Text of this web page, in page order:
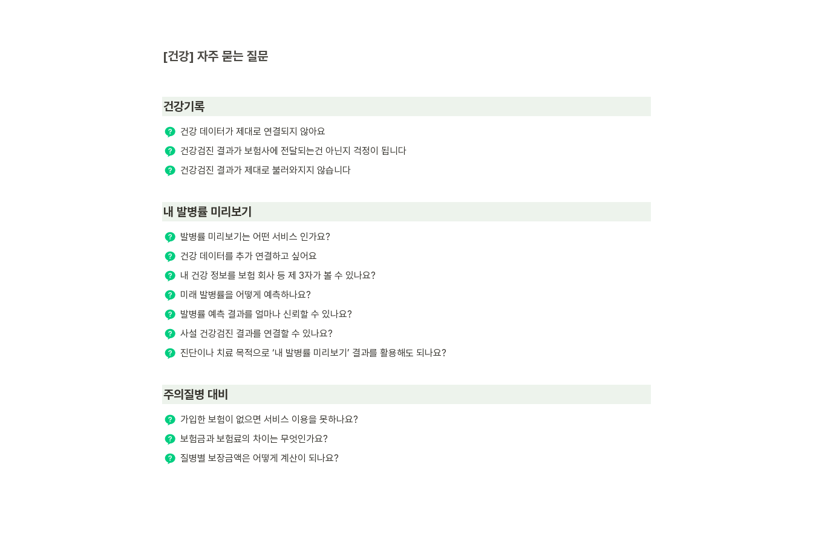
[건강] 자주 묻는 질문
건강기록
건강 데이터가 제대로 연결되지 않아요
건강검진 결과가 보험사에 전달되는건 아닌지 걱정이 됩니다
건강검진 결과가 제대로 불러와지지 않습니다
내 발병률 미리보기
발병률 미리보기는 어떤 서비스 인가요?
건강 데이터를 추가 연결하고 싶어요
내 건강 정보를 보험 회사 등 제 3자가 볼 수 있나요?
미래 발병률을 어떻게 예측하나요?
발병률 예측 결과를 얼마나 신뢰할 수 있나요?
사설 건강검진 결과를 연결할 수 있나요?
진단이나 치료 목적으로 ‘내 발병률 미리보기’ 결과를 활용해도 되나요?
주의질병 대비
가입한 보험이 없으면 서비스 이용을 못하나요?
보험금과 보험료의 차이는 무엇인가요?
질병별 보장금액은 어떻게 계산이 되나요?